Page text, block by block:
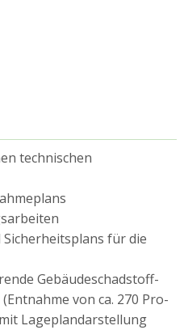
technischen
für die
Gebäudeschadstoff-
von ca. 270 Pro-
Lageplandarstellung